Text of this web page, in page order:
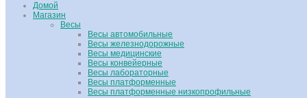
Домой
Магазин
Весы
Весы автомобильные
Весы железнодорожные
Весы медицинские
Весы конвейерные
Весы лабораторные
Весы платформенные
Весы платформенные низкопрофильные